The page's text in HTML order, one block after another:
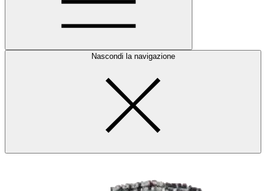
Nascondi la navigazione